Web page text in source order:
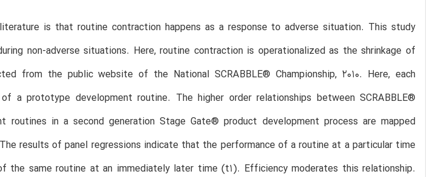
is that routine contraction happens as a response to adverse situation. This study
non-adverse situations. Here, routine contraction is operationalized as the shrinkage of
from the public website of the National SCRABBLE® Championship, 2010. Here, each
a prototype development routine. The higher order relationships between SCRABBLE®
routines in a second generation Stage Gate® product development process are mapped
results of panel regressions indicate that the performance of a routine at a particular time
same routine at an immediately later time (t1). Efficiency moderates this relationship.